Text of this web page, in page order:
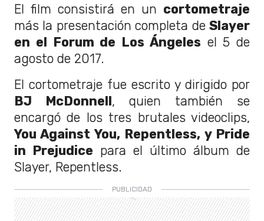
El film consistirá en un cortometraje
más la presentación completa de Slayer
en el Forum de Los Ángeles el 5 de
agosto de 2017.
El cortometraje fue escrito y dirigido por
BJ McDonnell, quien también se
encargó de los tres brutales videoclips,
You Against You, Repentless, y Pride
in Prejudice para el último álbum de
Slayer, Repentless.